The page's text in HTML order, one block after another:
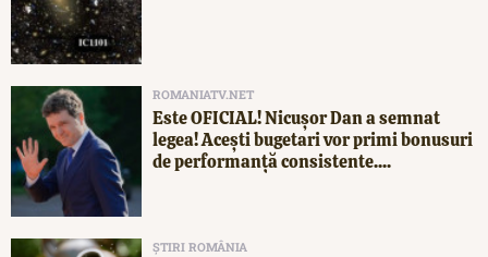
ROMANIATV.NET
Este OFICIAL! Nicușor Dan a semnat
legea! Acești bugetari vor primi bonusuri
de performanță consistente....
ȘTIRI ROMÂNIA